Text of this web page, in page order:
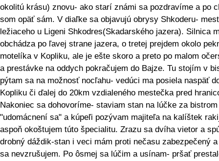
okolitú krásu) znovu- ako starí známi sa pozdravíme a po
som opäť sám. V diaľke sa objavujú obrysy Shkoderu-
ležiaceho u Ligeni Shkodres(Skadarského jazera). Silnica
obchádza po ľavej strane jazera, o tretej prejdem okolo
motelíka v Kopliku, ale je ešte skoro a preto po malom
a prestávke na oddych pokračujem do Bajze. Tu stojím v
pýtam sa na možnosť nocľahu- vedúci ma posiela naspäť
Kopliku či ďalej do 20km vzdialeného mestečka pred
Nakoniec sa dohovoríme- staviam stan na lúčke za
"udomácnení sa" a kúpeľi pozývam majiteľa na kalíštek
aspoň okoštujem túto špecialitu. Zrazu sa dvíha vietor a
drobný dáždik-stan i veci mám proti nečasu zabezpečený
sa nevzrušujem. Po ôsmej sa lúčim a usínam- pršať